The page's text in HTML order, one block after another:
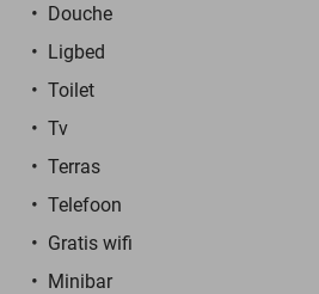
Douche
Ligbed
Toilet
Tv
Terras
Telefoon
Gratis wifi
Minibar